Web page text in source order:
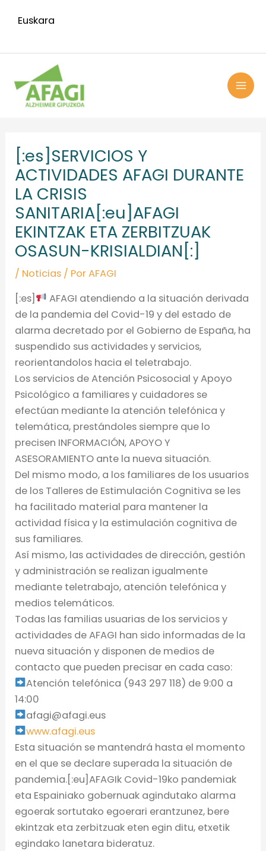
Euskara
[:es]SERVICIOS Y
ACTIVIDADES AFAGI DURANTE
LA CRISIS
SANITARIA[:eu]AFAGI
EKINTZAK ETA ZERBITZUAK
OSASUN-KRISIALDIAN[:]
/ Noticias / PorAFAGI
[:es]
AFAGI atendiendo a la situación derivada
de la pandemia del Covid-19 y del estado de
alarma decretado por el Gobierno de España, ha
suspendido sus actividades y servicios,
reorientandolos hacia el teletrabajo.
Los servicios de Atención Psicosocial y Apoyo
Psicológico a familiares y cuidadores se
efectúan mediante la atención telefónica y
telemática, prestándoles siempre que lo
precisen INFORMACIÓN, APOYO Y
ASESORAMIENTO ante la nueva situación.
Del mismo modo, a los familiares de los usuarios
de los Talleres de Estimulación Cognitiva se les
ha facilitado material para mantener la
actividad física y la estimulación cognitiva de
sus familiares.
Así mismo, las actividades de dirección, gestión
y administración se realizan igualmente
mediante teletrabajo, atención telefónica y
medios telemáticos.
Todas las familias usuarias de los servicios y
actividades de AFAGI han sido informadas de la
nueva situación y disponen de medios de
contacto que pueden precisar en cada caso:
Atención telefónica (943 297 118) de 9:00 a
14:00
afagi@afagi.eus
www.afagi.eus
Esta situación se mantendrá hasta el momento
en el que se declare superada la situación de
pandemia.[:eu]AFAGIk Covid-19ko pandemiak
eta Espainiako gobernuak agindutako alarma
egoerak sortutako egoerari erantzunez, bere
ekintzak eta zerbitzuak eten egin ditu, etxetik
egindako lanetara bideratuz.
entradas